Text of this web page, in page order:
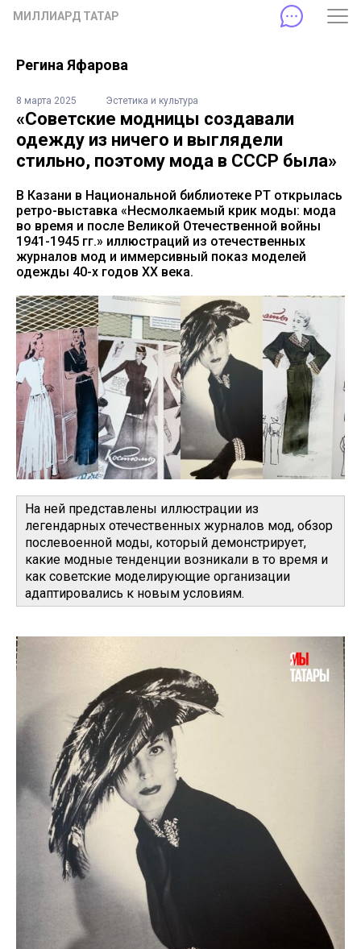
МИЛЛИАРД ТАТАР
Регина Яфарова
8 марта 2025 Эстетика и культура
«Советские модницы создавали
одежду из ничего и выглядели
стильно, поэтому мода в СССР была»
В Казани в Национальной библиотеке РТ открылась
ретро-выставка «Несмолкаемый крик моды: мода
во время и после Великой Отечественной войны
1941-1945 гг.» иллюстраций из отечественных
журналов мод и иммерсивный показ моделей
одежды 40-х годов XX века.
На ней представлены иллюстрации из
легендарных отечественных журналов мод, обзор
послевоенной моды, который демонстрирует,
какие модные тенденции возникали в то время и
как советские моделирующие организации
адаптировались к новым условиям.